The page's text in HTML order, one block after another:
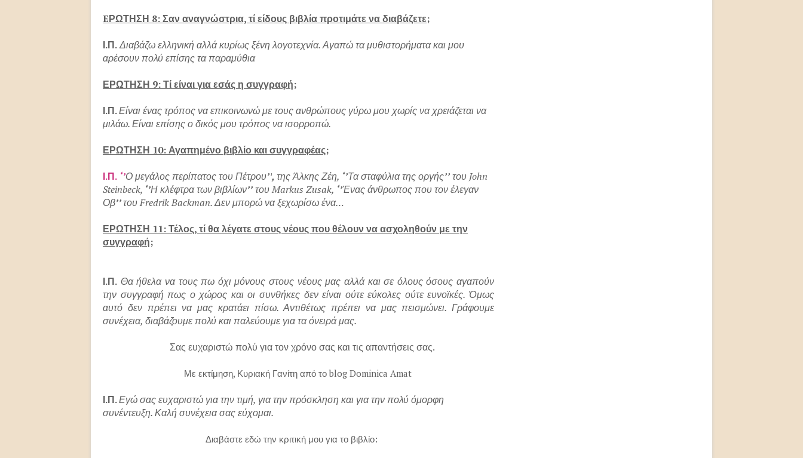
EΡΩΤΗΣΗ 8: Σαν αναγνώστρια, τί είδους βιβλία προτιμάτε να διαβάζετε;
Ι.Π.Διαβάζω ελληνική αλλά κυρίως ξένη λογοτεχνία. Αγαπώ τα μυθιστορήματα και μου
αρέσουν πολύ επίσης τα παραμύθια
ΕΡΩΤΗΣΗ 9: Τί είναι για εσάς η συγγραφή;
Ι.Π.Είναι ένας τρόπος να επικοινωνώ με τους ανθρώπους γύρω μου χωρίς να χρειάζεται να
μιλάω. Είναι επίσης ο δικός μου τρόπος να ισορροπώ.
ΕΡΩΤΗΣΗ 10: Αγαπημένο βιβλίο και συγγραφέας;
Ι.Π. ‘’Ο μεγάλος περίπατος του Πέτρου’’,της Άλκης Ζέη, ‘’Τα σταφύλια της οργής’’του John
Steinbeck, ‘’Η κλέφτρα των βιβλίων’’τουMarkus Zusak, ‘’Ένας άνθρωπος που τον έλεγαν
Οβ’’τουFredrikBackman. Δεν μπορώ να ξεχωρίσω ένα…
ΕΡΩΤΗΣΗ 11: Τέλος, τί θα λέγατε στους νέους που θέλουν να ασχοληθούν με την
συγγραφή;
Ι.Π. Θα ήθελα να τους πω όχι μόνους στους νέους μας αλλά και σε όλους όσους αγαπούν
την συγγραφή πως ο χώρος και οι συνθήκες δεν είναι ούτε εύκολες ούτε ευνοϊκές. Όμως
αυτό δεν πρέπει να μας κρατάει πίσω. Αντιθέτως πρέπει να μας πεισμώνει. Γράφουμε
συνέχεια, διαβάζουμε πολύ και παλεύουμε για τα όνειρά μας.
Σας ευχαριστώ πολύ για τον χρόνο σας και τις απαντήσεις σας.
Με εκτίμηση, Κυριακή Γανίτη από το blog Dominica Amat
Ι.Π.Εγώ σας ευχαριστώ για την τιμή, για την πρόσκληση και για την πολύ όμορφη
συνέντευξη. Καλή συνέχεια σας εύχομαι.
Διαβάστε εδώ την κριτική μου για το βιβλίο: